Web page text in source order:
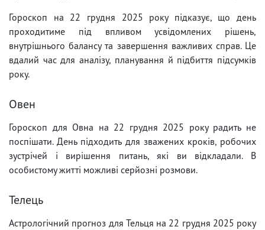
Гороскоп на 22 грудня 2025 року підказує, що день
проходитиме під впливом усвідомлених рішень,
внутрішнього балансу та завершення важливих справ. Це
вдалий час для аналізу, планування й підбиття підсумків
року.
Овен
Гороскоп для Овна на 22 грудня 2025 року радить не
поспішати. День підходить для зважених кроків, робочих
зустрічей і вирішення питань, які ви відкладали. В
особистому житті можливі серйозні розмови.
Телець
Астрологічний прогноз для Тельця на 22 грудня 2025 року